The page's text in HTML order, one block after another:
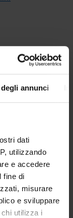
annunci
dati
utilizzando
e accedere
fine di
misurare
e sviluppare
utilizza i
to the